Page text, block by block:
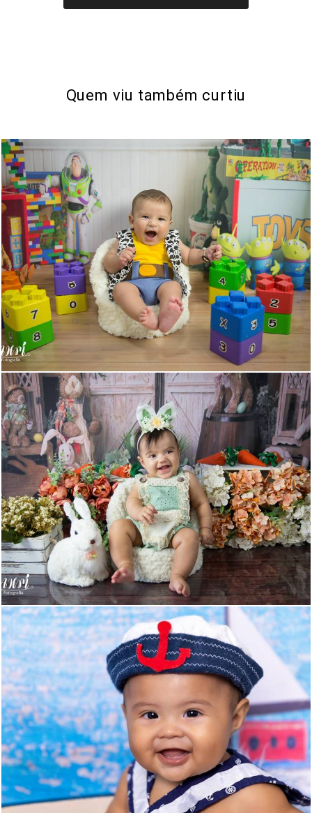
Quem viu também curtiu
569 0
680 0
448 0